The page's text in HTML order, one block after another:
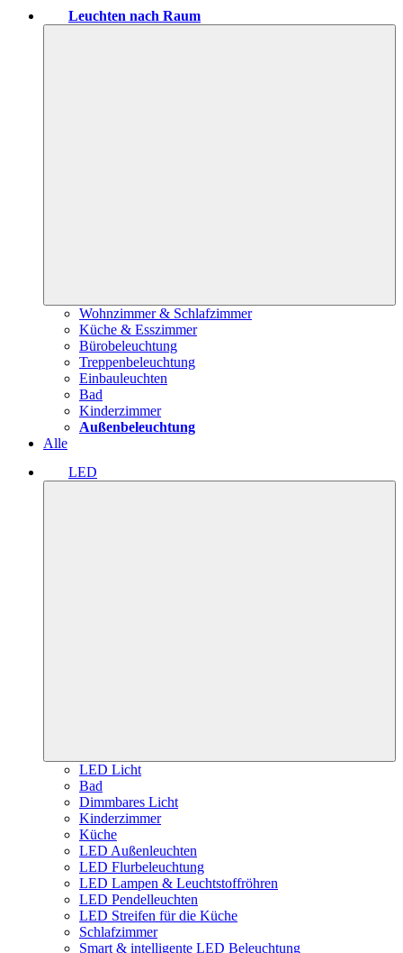
Leuchten nach Raum
Wohnzimmer & Schlafzimmer
Küche & Esszimmer
Bürobeleuchtung
Treppenbeleuchtung
Einbauleuchten
Bad
Kinderzimmer
Außenbeleuchtung
Alle
LED
LED Licht
Bad
Dimmbares Licht
Kinderzimmer
Küche
LED Außenleuchten
LED Flurbeleuchtung
LED Lampen & Leuchtstoffröhren
LED Pendelleuchten
LED Streifen für die Küche
Schlafzimmer
Smart & intelligente LED Beleuchtung